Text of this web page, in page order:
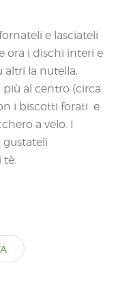
e lasciateli
ora i dischi interi e
altri la nutella,
al centro (circa
i biscotti forati e
a velo. I
tè.